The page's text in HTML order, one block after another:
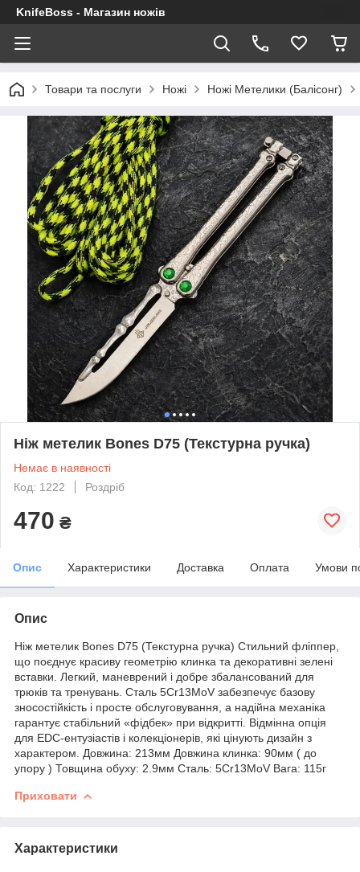
KnifeBoss - Магазин ножів
Товари та послуги Ножі Ножі Метелики (Балісонг)
Ніж метелик Bones D75 (Текстурна ручка)
Немає в наявності
Код: 1222
Роздріб
470 ₴
Опис Характеристики Доставка Оплата Умови
Опис
Ніж метелик Bones D75 (Текстурна ручка) Стильний фліппер,
що поєднує красиву геометрію клинка та декоративні зелені
вставки. Легкий, маневрений і добре збалансований для
трюків та тренувань. Сталь 5Cr13MoV забезпечує базову
зносостійкість і просте обслуговування, а надійна механіка
гарантує стабільний «фідбек» при відкритті. Відмінна опція
для EDC-ентузіастів і колекціонерів, які цінують дизайн з
характером. Довжина: 213мм Довжина клинка: 90мм ( до
упору ) Товщина обуху: 2.9мм Сталь: 5Cr13MoV Вага: 115г
Приховати
Характеристики